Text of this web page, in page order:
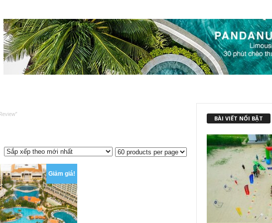
Giảm giá!
BÀI VIẾT NỔI BẬT